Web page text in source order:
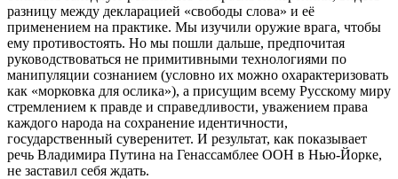
разницу между декларацией «свободы слова» и её
применением на практике. Мы изучили оружие врага, чтобы
ему противостоять. Но мы пошли дальше, предпочитая
руководствоваться не примитивными технологиями по
манипуляции сознанием (условно их можно охарактеризовать
как «морковка для ослика»), а присущим всему Русскому миру
стремлением к правде и справедливости, уважением права
каждого народа на сохранение идентичности,
государственный суверенитет. И результат, как показывает
речь Владимира Путина на Генассамблее ООН в Нью-Йорке,
не заставил себя ждать.